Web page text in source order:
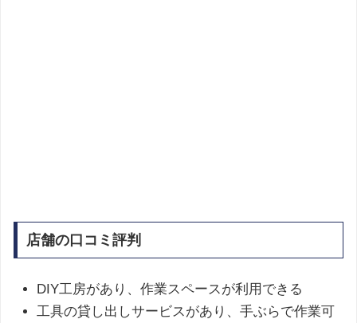
店舗の口コミ評判
DIY工房があり、作業スペースが利用できる
工具の貸し出しサービスがあり、手ぶらで作業可